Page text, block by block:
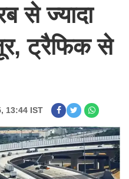
से ज्यादा
ट्रैफिक से
13:44 IST